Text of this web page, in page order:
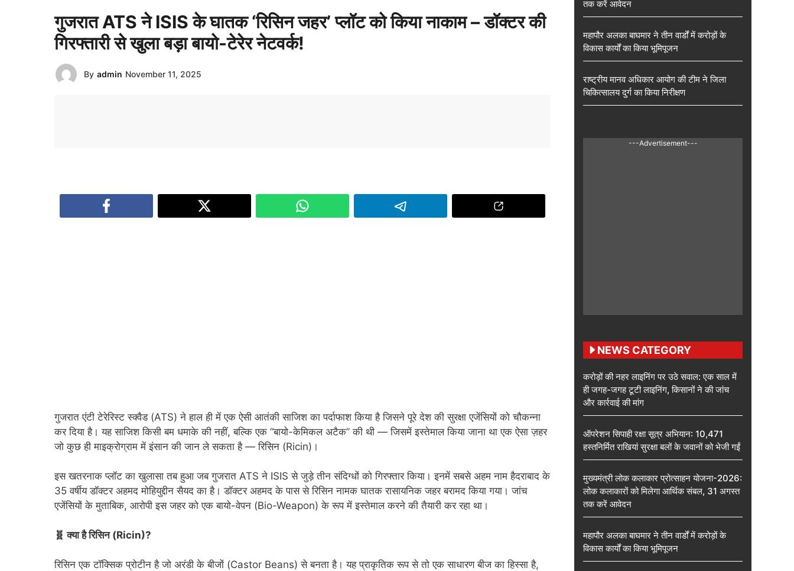
गुजरात ATS ने ISIS के घातक ‘रिसिन जहर’ प्लॉट को किया नाकाम – डॉक्टर की
गिरफ्तारी से खुला बड़ा बायो-टेरेर नेटवर्क!
By admin November 11, 2025
गुजरात एंटी टेरेरिस्ट स्क्वैड (ATS) ने हाल ही में एक ऐसी आतंकी साजिश का पर्दाफाश किया है जिसने पूरे देश की सुरक्षा एजेंसियों को चौकन्ना
कर दिया है। यह साजिश किसी बम धमाके की नहीं, बल्कि एक “बायो-केमिकल अटैक” की थी — जिसमें इस्तेमाल किया जाना था एक ऐसा ज़हर
जो कुछ ही माइक्रोग्राम में इंसान की जान ले सकता है — रिसिन (Ricin)।
इस खतरनाक प्लॉट का खुलासा तब हुआ जब गुजरात ATS ने ISIS से जुड़े तीन संदिग्धों को गिरफ्तार किया। इनमें सबसे अहम नाम हैदराबाद के
35 वर्षीय डॉक्टर अहमद मोहियुद्दीन सैयद का है। डॉक्टर अहमद के पास से रिसिन नामक घातक रासायनिक जहर बरामद किया गया। जांच
एजेंसियों के मुताबिक, आरोपी इस जहर को एक बायो-वेपन (Bio-Weapon) के रूप में इस्तेमाल करने की तैयारी कर रहा था।
🧬 क्या है रिसिन (Ricin)?
रिसिन एक टॉक्सिक प्रोटीन है जो अरंडी के बीजों (Castor Beans) से बनता है। यह प्राकृतिक रूप से तो एक साधारण बीज का हिस्सा है,
तक करें आवेदन
महापौर अलका बाघमार ने तीन वार्डों में करोड़ों के
विकास कार्यों का किया भूमिपूजन
राष्ट्रीय मानव अधिकार आयोग की टीम ने जिला
चिकित्सालय दुर्ग का किया निरीक्षण
---Advertisement---
NEWS CATEGORY
करोड़ों की नहर लाइनिंग पर उठे सवाल: एक साल में
ही जगह-जगह टूटी लाइनिंग, किसानों ने की जांच
और कार्रवाई की मांग
ऑपरेशन सिपाही रक्षा सूत्र अभियान: 10,471
हस्तनिर्मित राखियां सुरक्षा बलों के जवानों को भेजी गईं
मुख्यमंत्री लोक कलाकार प्रोत्साहन योजना-2026:
लोक कलाकारों को मिलेगा आर्थिक संबल, 31 अगस्त
तक करें आवेदन
महापौर अलका बाघमार ने तीन वार्डों में करोड़ों के
विकास कार्यों का किया भूमिपूजन